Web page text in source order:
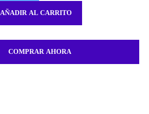
AÑADIR AL CARRITO
COMPRAR AHORA